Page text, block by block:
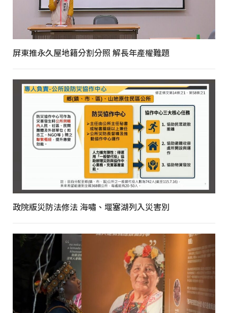
屏東推永久屋地籍分割分照 解長年產權難題
政院版災防法修法 海嘯、堰塞湖列入災害別